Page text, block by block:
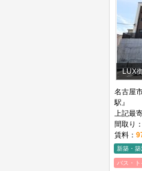
LUX
名古屋
駅』
上記最
間取り
賃料：
新築・築
バス・ト